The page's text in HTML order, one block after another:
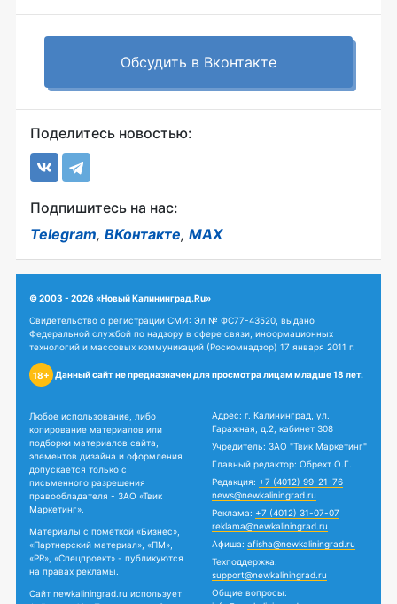
Обсудить в Вконтакте
Поделитесь новостью:
Подпишитесь на нас:
Telegram, ВКонтакте, MAX
© 2003 - 2026 «Новый Калининград.Ru»
Свидетельство о регистрации СМИ: Эл № ФС77-43520, выдано
Федеральной службой по надзору в сфере связи, информационных
технологий и массовых коммуникаций (Роскомнадзор) 17 января 2011 г.
18+ Данный сайт не предназначен для просмотра лицам младше 18 лет.
Любое использование, либо
копирование материалов или
подборки материалов сайта,
элементов дизайна и оформления
допускается только с
письменного разрешения
правообладателя - ЗАО «Твик
Маркетинг».
Материалы с пометкой «Бизнес»,
«Партнерский материал», «ПМ»,
«PR», «Спецпроект» - публикуются
на правах рекламы.
Сайт newkaliningrad.ru использует
Адрес: г. Калининград, ул.
Гаражная, д.2, кабинет 308
Учредитель: ЗАО "Твик Маркетинг"
Главный редактор: Обрехт О.Г.
Редакция: +7 (4012) 99-21-76
news@newkaliningrad.ru
Реклама: +7 (4012) 31-07-07
reklama@newkaliningrad.ru
Афиша: afisha@newkaliningrad.ru
Техподдержка:
support@newkaliningrad.ru
Общие вопросы: